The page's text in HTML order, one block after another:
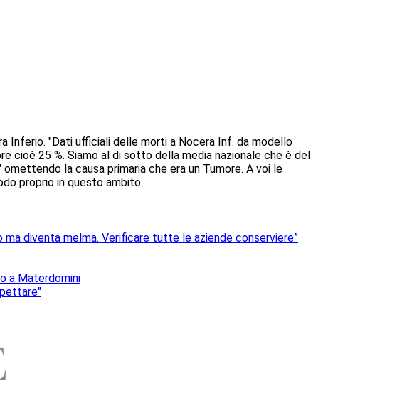
Inferio. "Dati ufficiali delle morti a Nocera Inf. da modello
cioè 25 %. Siamo al di sotto della media nazionale che è del
la causa primaria che era un Tumore. A voi le
proprio in questo ambito.
ma diventa melma. Verificare tutte le aziende conserviere”
a Materdomini